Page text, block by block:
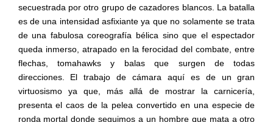
secuestrada por otro grupo de cazadores blancos. La batalla
es de una intensidad asfixiante ya que no solamente se trata
de una fabulosa coreografía bélica sino que el espectador
queda inmerso, atrapado en la ferocidad del combate, entre
flechas, tomahawks y balas que surgen de todas
direcciones. El trabajo de cámara aquí es de un gran
virtuosismo ya que, más allá de mostrar la carnicería,
presenta el caos de la pelea convertido en una especie de
ronda mortal donde seguimos a un hombre que mata a otro